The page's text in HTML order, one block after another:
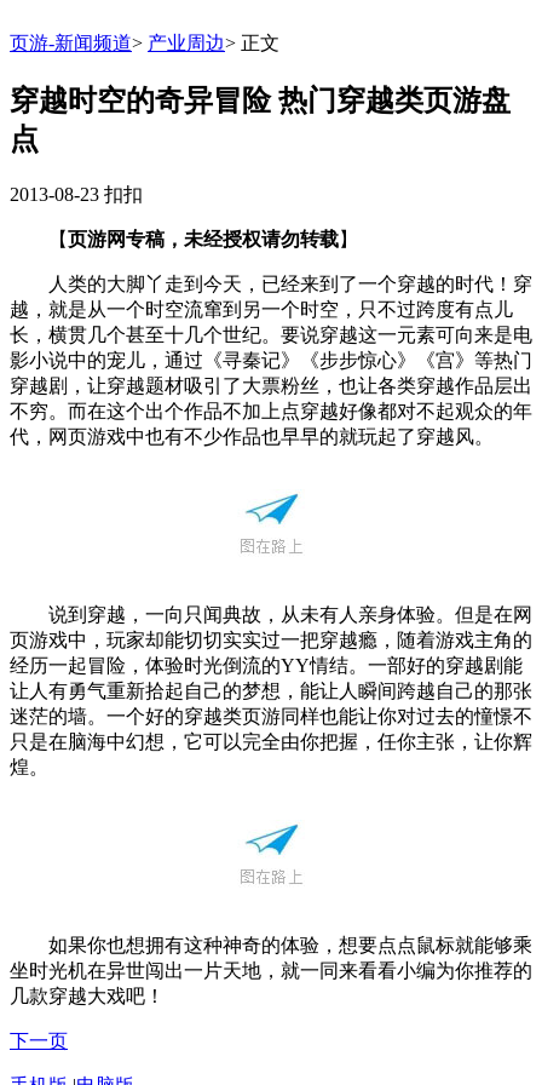
页游-新闻频道> 产业周边> 正文
穿越时空的奇异冒险 热门穿越类页游盘
点
2013-08-23 扣扣
【页游网专稿，未经授权请勿转载】
人类的大脚丫走到今天，已经来到了一个穿越的时代！穿
越，就是从一个时空流窜到另一个时空，只不过跨度有点儿
长，横贯几个甚至十几个世纪。要说穿越这一元素可向来是电
影小说中的宠儿，通过《寻秦记》《步步惊心》《宫》等热门
穿越剧，让穿越题材吸引了大票粉丝，也让各类穿越作品层出
不穷。而在这个出个作品不加上点穿越好像都对不起观众的年
代，网页游戏中也有不少作品也早早的就玩起了穿越风。
说到穿越，一向只闻典故，从未有人亲身体验。但是在网
页游戏中，玩家却能切切实实过一把穿越瘾，随着游戏主角的
经历一起冒险，体验时光倒流的YY情结。一部好的穿越剧能
让人有勇气重新拾起自己的梦想，能让人瞬间跨越自己的那张
迷茫的墙。一个好的穿越类页游同样也能让你对过去的憧憬不
只是在脑海中幻想，它可以完全由你把握，任你主张，让你辉
煌。
如果你也想拥有这种神奇的体验，想要点点鼠标就能够乘
坐时光机在异世闯出一片天地，就一同来看看小编为你推荐的
几款穿越大戏吧！
下一页